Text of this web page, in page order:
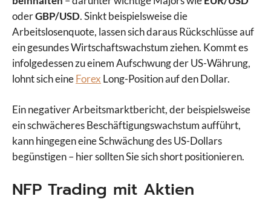
oderGBP/USD. Sinkt beispielsweise die
Arbeitslosenquote, lassen sich daraus Rückschlüsse auf
ein gesundes Wirtschaftswachstum ziehen. Kommt es
infolgedessen zu einem Aufschwung der US-Währung,
lohnt sich eineForex Long-Position auf den Dollar.
Ein negativer Arbeitsmarktbericht, der beispielsweise
ein schwächeres Beschäftigungswachstum aufführt,
kann hingegen eine Schwächung des US-Dollars
begünstigen – hier sollten Sie sich short positionieren.
NFP Trading mit Aktien